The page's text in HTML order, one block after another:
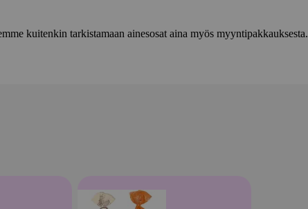
kuitenkin tarkistamaan ainesosat aina myös myyntipakkauksesta.